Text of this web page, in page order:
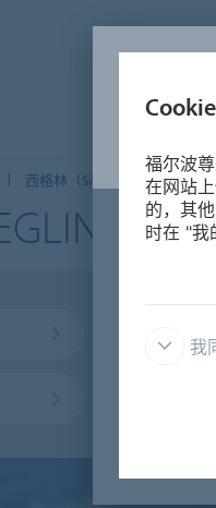
西格林（Siegling）圆带
）
福尔波
在网站
的，其
时在 "我
我